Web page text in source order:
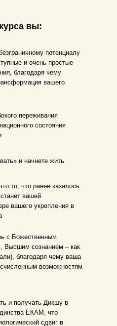
вы:
потенциалу
и очень простые
благодаря чему
вашего
переживания
состояния
то, что ранее казалось
вашей
вашего укрепления в
с Божественным
Высшим сознанием – как
благодаря чему ваша
возможностям
и получать Дикшу в
ЕКАМ, что
сдвиг в
и начнете жить